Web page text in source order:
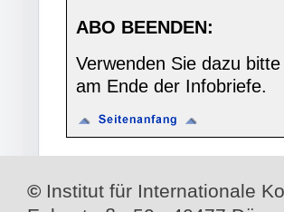
ABO BEENDEN:
Verwenden Sie dazu
am Ende der Infobriefe.
© Institut für Internationale